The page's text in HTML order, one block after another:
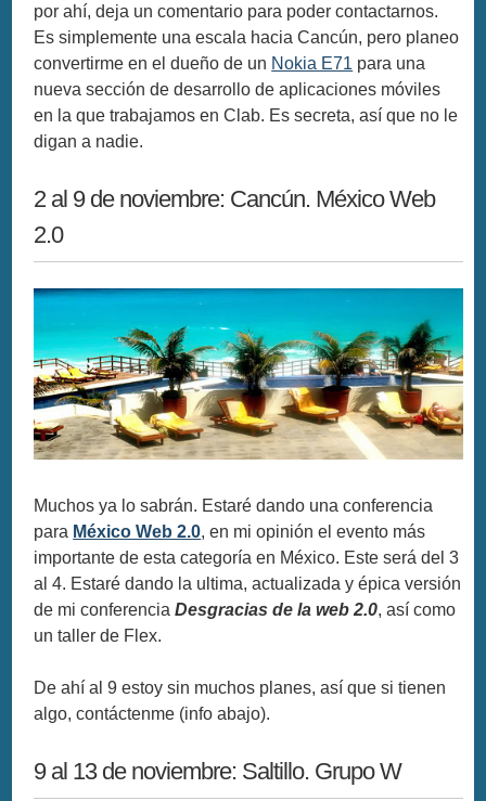
por ahí, deja un comentario para poder contactarnos.
Es simplemente una escala hacia Cancún, pero planeo
convertirme en el dueño de un Nokia E71 para una
nueva sección de desarrollo de aplicaciones móviles
en la que trabajamos en Clab. Es secreta, así que no le
digan a nadie.
2 al 9 de noviembre: Cancún. México Web
2.0
Muchos ya lo sabrán. Estaré dando una conferencia
para México Web 2.0, en mi opinión el evento más
importante de esta categoría en México. Este será del 3
al 4. Estaré dando la ultima, actualizada y épica versión
de mi conferenciaDesgracias de la web 2.0, así como
un taller de Flex.
De ahí al 9 estoy sin muchos planes, así que si tienen
algo, contáctenme (info abajo).
9 al 13 de noviembre: Saltillo. Grupo W